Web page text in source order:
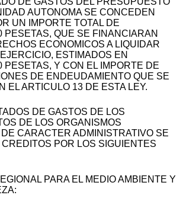
AUTONOMA SE CONCEDEN
UN IMPORTE TOTAL DE
PESETAS, QUE SE FINANCIARAN
ECONOMICOS A LIQUIDAR
ESTIMADOS EN
PESETAS, Y CON EL IMPORTE DE
DE ENDEUDAMIENTO QUE SE
EL ARTICULO 13 DE ESTA LEY.
DE GASTOS DE LOS
DE LOS ORGANISMOS
CARACTER ADMINISTRATIVO SE
POR LOS SIGUIENTES
PARA EL MEDIO AMBIENTE Y